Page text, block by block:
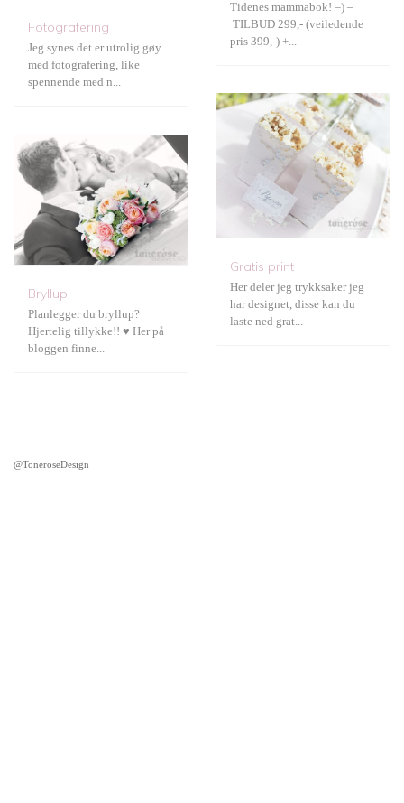
Tidenes mammabok! =) –
TILBUD 299,- (veiledende
pris 399,-) +...
Fotografering
Jeg synes det er utrolig gøy
med fotografering, like
spennende med n...
Gratis print
Her deler jeg trykksaker jeg
har designet, disse kan du
laste ned grat...
Bryllup
Planlegger du bryllup?
Hjertelig tillykke!! ♥ Her på
bloggen finne...
@ToneroseDesign